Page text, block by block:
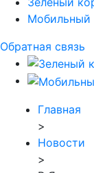
Мобильный
Обратная связь
Главная
>
Новости
>